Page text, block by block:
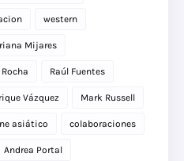
western
Mijares
Raúl Fuentes
Vázquez Mark Russell
asiático colaboraciones
Andrea Portal